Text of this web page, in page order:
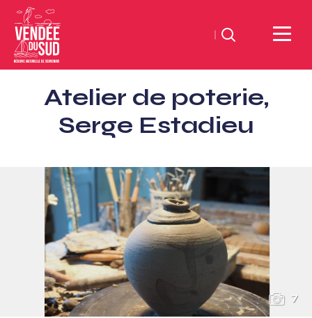
Sud
Vendée
ToerismeVVV-
Zoeken
Atelier de poterie,
Serge Estadieu
7